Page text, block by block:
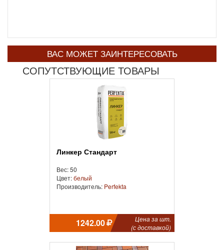
ВАС МОЖЕТ ЗАИНТЕРЕСОВАТЬ
СОПУТСТВУЮЩИЕ ТОВАРЫ
Линкер Стандарт
Вес: 50
Цвет:белый
Производитель: Perfekta
1242.00
Цена за шт.
(с доставкой)